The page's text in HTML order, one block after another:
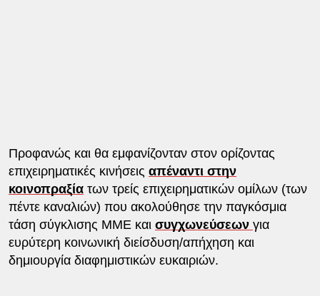
Προφανώς και θα εμφανίζονταν στον ορίζοντας
επιχειρηματικές κινήσεις απέναντι στην
κοινοπραξίατων τρείς επιχειρηματικών ομίλων (των
πέντε καναλιών) που ακολούθησε την παγκόσμια
τάση σύγκλισης ΜΜΕ και συγχωνεύσεων για
ευρύτερη κοινωνική διείσδυση/απήχηση και
δημιουργία διαφημιστικών ευκαιριών.